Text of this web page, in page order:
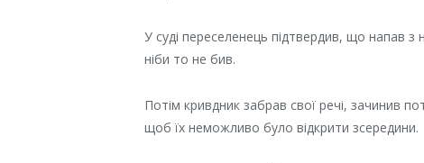
У суді переселенець підтвердив, що напав
ніби то не бив.
Потім кривдник забрав свої речі, зачинив
щоб їх неможливо було відкрити зсередини.